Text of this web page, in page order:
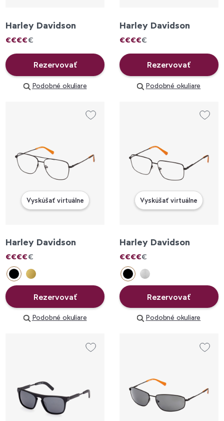
Harley Davidson
€€€€€
Rezervovať
Podobné okuliare
Harley Davidson
€€€€€
Rezervovať
Podobné okuliare
Vyskúšať virtuálne
Harley Davidson
€€€€€
Rezervovať
Podobné okuliare
Vyskúšať virtuálne
Harley Davidson
€€€€€
Rezervovať
Podobné okuliare